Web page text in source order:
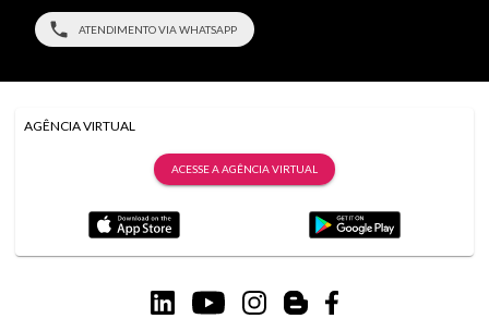
ATENDIMENTO VIA WHATSAPP
AGÊNCIA VIRTUAL
ACESSE A AGÊNCIA VIRTUAL